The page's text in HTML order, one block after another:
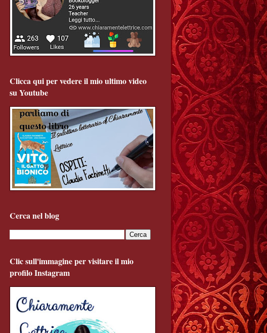
Clicca qui per vedere il mio ultimo video
su Youtube
Cerca nel blog
Clic sull'immagine per visitare il mio
profilo Instagram